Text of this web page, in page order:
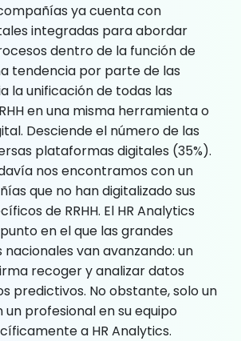
ya cuenta con
integradas para abordar
dentro de la función de
tendencia por parte de las
la unificación de todas las
en una misma herramienta o
Desciende el número de las
plataformas digitales (35%).
nos encontramos con un
que no han digitalizado sus
de RRHH. El HR Analytics
en el que las grandes
van avanzando: un
recoger y analizar datos
predictivos. No obstante, solo un
un profesional en su equipo
a HR Analytics.